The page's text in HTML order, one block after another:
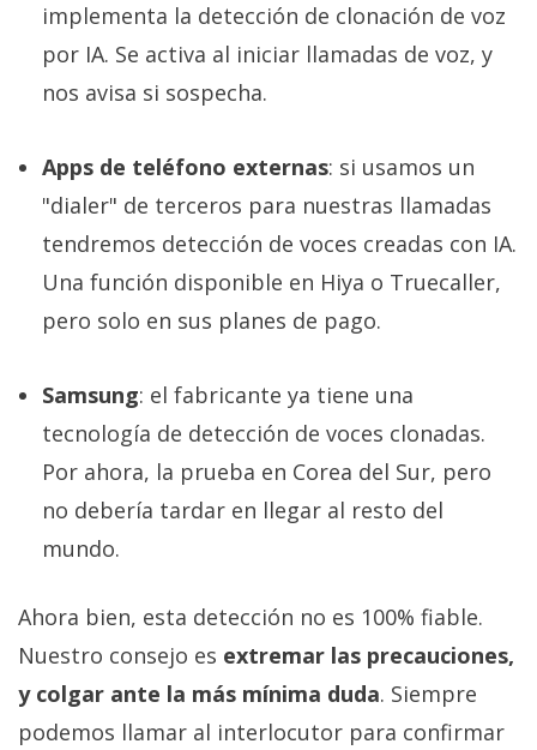
implementa la detección de clonación de voz
por IA. Se activa al iniciar llamadas de voz, y
nos avisa si sospecha.
Apps de teléfono externas: si usamos un
"dialer" de terceros para nuestras llamadas
tendremos detección de voces creadas con IA.
Una función disponible en Hiya o Truecaller,
pero solo en sus planes de pago.
Samsung: el fabricante ya tiene una
tecnología de detección de voces clonadas.
Por ahora, la prueba en Corea del Sur, pero
no debería tardar en llegar al resto del
mundo.
Ahora bien, esta detección no es 100% fiable.
Nuestro consejo es extremar las precauciones,
y colgar ante la más mínima duda. Siempre
podemos llamar al interlocutor para confirmar